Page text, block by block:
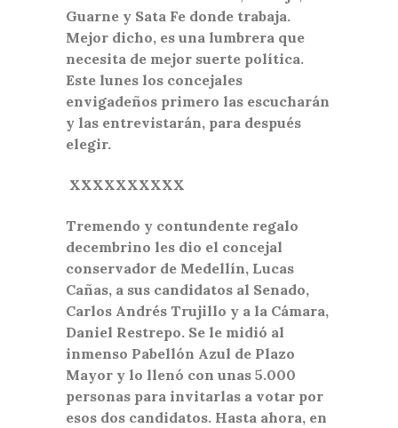
Guarne y Sata Fe donde trabaja.
Mejor dicho, es una lumbrera que
necesita de mejor suerte política.
Este lunes los concejales
envigadeños primero las escucharán
y las entrevistarán, para después
elegir.
XXXXXXXXXX
Tremendo y contundente regalo
decembrino les dio el concejal
conservador de Medellín, Lucas
Cañas, a sus candidatos al Senado,
Carlos Andrés Trujillo y a la Cámara,
Daniel Restrepo. Se le midió al
inmenso Pabellón Azul de Plazo
Mayor y lo llenó con unas 5.000
personas para invitarlas a votar por
esos dos candidatos. Hasta ahora, en